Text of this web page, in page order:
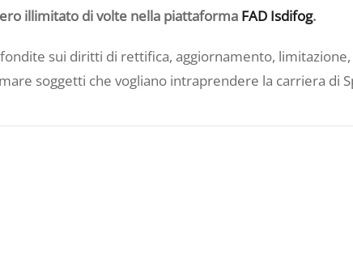
illimitato di volte nella piattaforma FAD Isdifog.
sui diritti di rettifica, aggiornamento,
soggetti che vogliano intraprendere la carriera di